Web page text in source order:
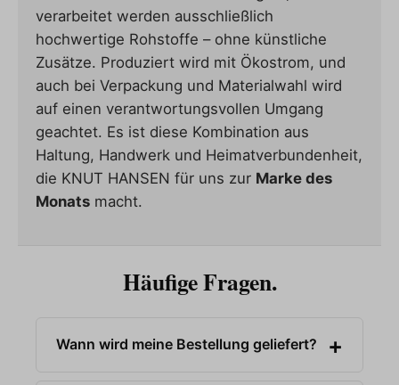
verarbeitet werden ausschließlich
hochwertige Rohstoffe – ohne künstliche
Zusätze. Produziert wird mit Ökostrom, und
auch bei Verpackung und Materialwahl wird
auf einen verantwortungsvollen Umgang
geachtet. Es ist diese Kombination aus
Haltung, Handwerk und Heimatverbundenheit,
die KNUT HANSEN für uns zur Marke des
Monats macht.
Häufige Fragen.
Wann wird meine Bestellung geliefert?